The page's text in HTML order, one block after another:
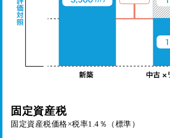
固定資産税
固定資産税価格×税率1.4％（標準）